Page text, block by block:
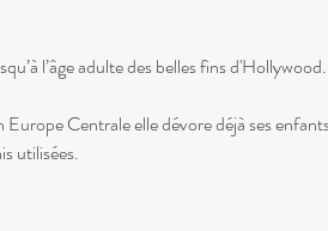
l’âge adulte des belles fins d'Hollywood.
Centrale elle dévore déjà ses
utilisées.